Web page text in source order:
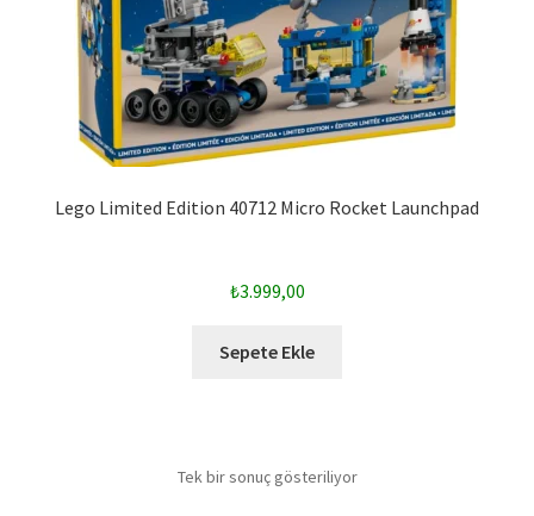
Lego Limited Edition 40712 Micro Rocket Launchpad
₺3.999,00
Sepete Ekle
Tek bir sonuç gösteriliyor